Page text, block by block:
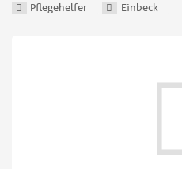
Pflegehelfer Einbeck